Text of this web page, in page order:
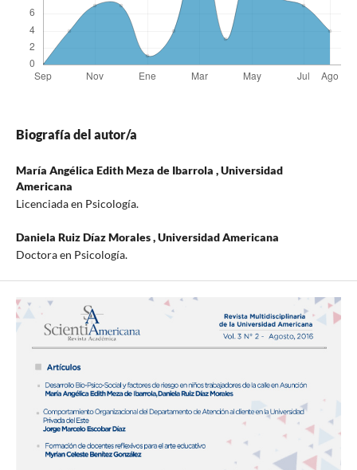
Biografía del autor/a
María Angélica Edith Meza de Ibarrola ,Universidad
Americana
Licenciada en Psicología.
Daniela Ruiz Díaz Morales ,Universidad Americana
Doctora en Psicología.